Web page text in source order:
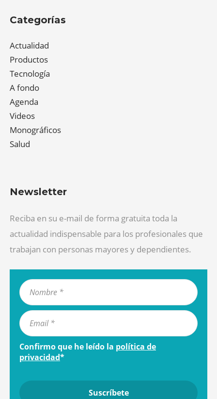
Categorías
Actualidad
Productos
Tecnología
A fondo
Agenda
Videos
Monográficos
Salud
Newsletter
Reciba en su e-mail de forma gratuita toda la
actualidad indispensable para los profesionales que
trabajan con personas mayores y dependientes.
Confirmo que he leído la política de
privacidad*